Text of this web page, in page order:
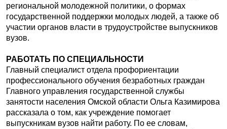
региональной молодежной политики, о формах
государственной поддержки молодых людей, а также об
участии органов власти в трудоустройстве выпускников
вузов.
РАБОТАТЬ ПО СПЕЦИАЛЬНОСТИ
Главный специалист отдела профориентации
профессионального обучения безработных граждан
Главного управления государственной службы
занятости населения Омской области Ольга Казимирова
рассказала о том, как учреждение помогает
выпускникам вузов найти работу. По ее словам,